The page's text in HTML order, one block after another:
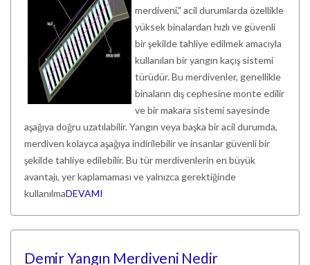
merdiveni," acil durumlarda özellikle
yüksek binalardan hızlı ve güvenli
bir şekilde tahliye edilmek amacıyla
kullanılan bir yangın kaçış sistemi
türüdür. Bu merdivenler, genellikle
binaların dış cephesine monte edilir
ve bir makara sistemi sayesinde
aşağıya doğru uzatılabilir. Yangın veya başka bir acil durumda,
merdiven kolayca aşağıya indirilebilir ve insanlar güvenli bir
şekilde tahliye edilebilir. Bu tür merdivenlerin en büyük
avantajı, yer kaplamaması ve yalnızca gerektiğinde
kullanılmaDEVAMI
Demir Yangın Merdiveni Nedir